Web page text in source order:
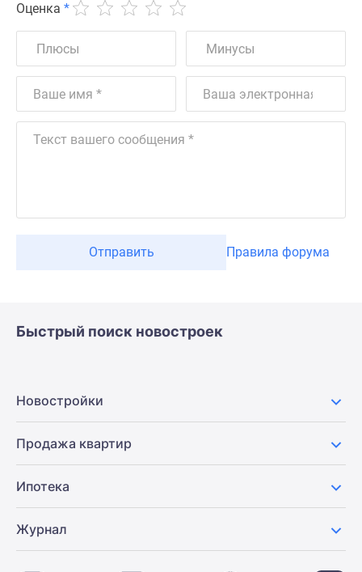
Оценка *
Отправить Правила форума
Быстрый поиск новостроек
Новостройки
Продажа квартир
Ипотека
Журнал